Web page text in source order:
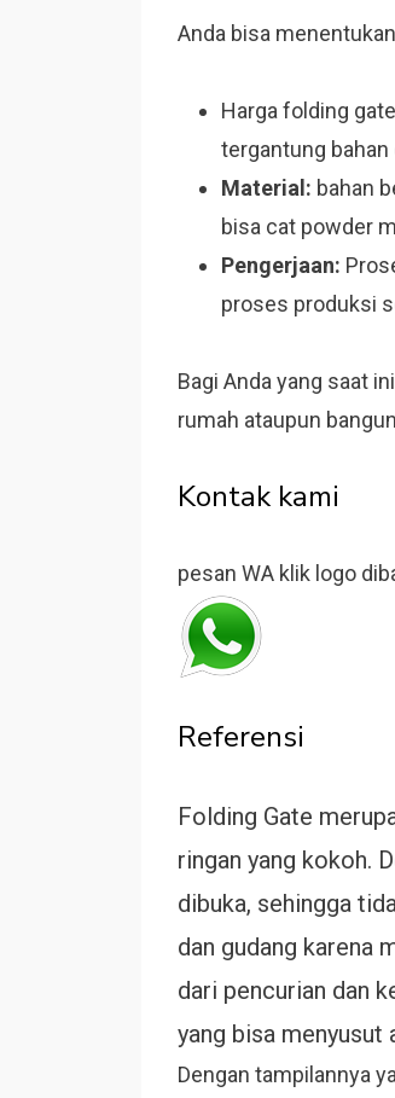
Anda bisa
Harga folding
tergantung bahan
Material: bahan
bisa cat powder
Pengerjaan:
proses produksi
Bagi Anda yang saat
rumah ataupun
Kontak kami
pesan WA klik logo
Referensi
Folding Gate
ringan yang kokoh.
dibuka, sehingga
dan gudang karena
dari pencurian dan
yang bisa menyusut
Dengan tampilannya